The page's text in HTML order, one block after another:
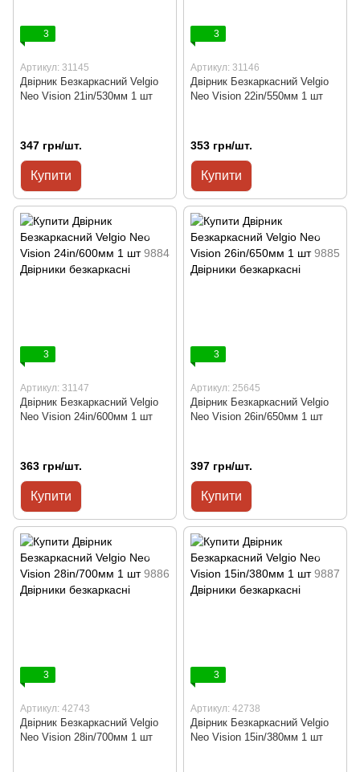
3
Артикул: 31145
Двірник Безкаркасний Velgio
Neo Vision 21in/530мм 1 шт
347 грн/шт.
Купити
3
Артикул: 31146
Двірник Безкаркасний Velgio
Neo Vision 22in/550мм 1 шт
353 грн/шт.
Купити
3
Артикул: 31147
Двірник Безкаркасний Velgio
Neo Vision 24in/600мм 1 шт
363 грн/шт.
Купити
3
Артикул: 25645
Двірник Безкаркасний Velgio
Neo Vision 26in/650мм 1 шт
397 грн/шт.
Купити
3
Артикул: 42743
Двірник Безкаркасний Velgio
Neo Vision 28in/700мм 1 шт
3
Артикул: 42738
Двірник Безкаркасний Velgio
Neo Vision 15in/380мм 1 шт